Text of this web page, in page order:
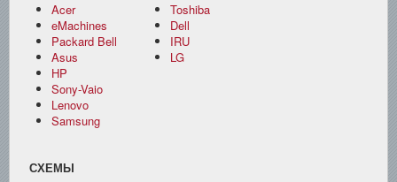
Acer
eMachines
Packard Bell
Asus
HP
Sony-Vaio
Lenovo
Samsung
Toshiba
Dell
IRU
LG
СХЕМЫ